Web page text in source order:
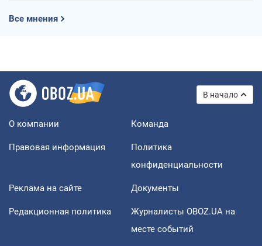
Все мнения
В начало
О компании Команда
Правовая информация
Политика
конфиденциальности
Реклама на сайте Документы
Редакционная политика
Журналисты OBOZ.UA на
месте событий